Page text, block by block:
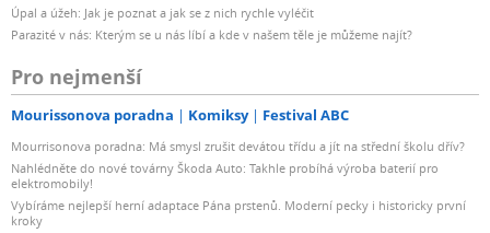
Úpal a úžeh: Jak je poznat a jak se z nich rychle vyléčit
Parazité v nás: Kterým se u nás líbí a kde v našem těle je můžeme najít?
Pro nejmenší
Mourissonova poradna Komiksy Festival ABC
Mourrisonova poradna: Má smysl zrušit devátou třídu a jít na střední školu dřív?
Nahlédněte do nové továrny Škoda Auto: Takhle probíhá výroba baterií pro
elektromobily!
Vybíráme nejlepší herní adaptace Pána prstenů. Moderní pecky i historicky první
kroky